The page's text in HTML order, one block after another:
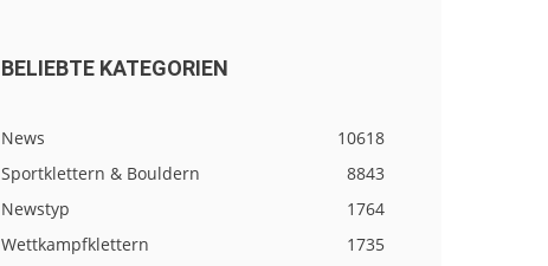
BELIEBTE KATEGORIEN
News
10618
Sportklettern & Bouldern
8843
Newstyp
1764
Wettkampfklettern
1735